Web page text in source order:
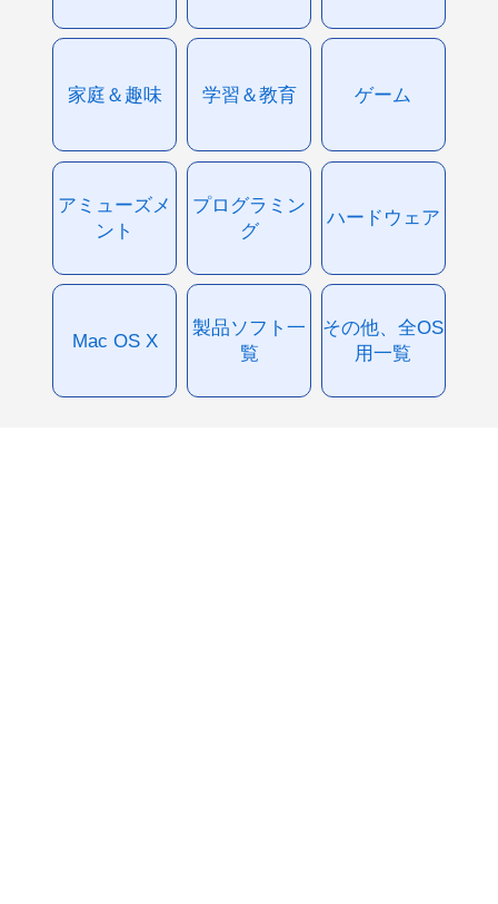
家庭＆趣味 学習＆教育 ゲーム
アミューズメ
ント
プログラミン
グ
ハードウェア
Mac OS X
製品ソフト一
覧
その他、全OS
用一覧